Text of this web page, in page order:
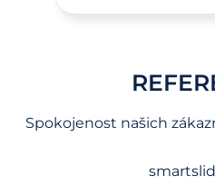
Spokojenost našich